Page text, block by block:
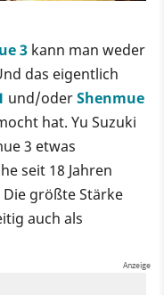
3 kann man weder
das eigentlich
und/oderShenmue
hat. Yu Suzuki
3 etwas
seit 18 Jahren
größte Stärke
auch als